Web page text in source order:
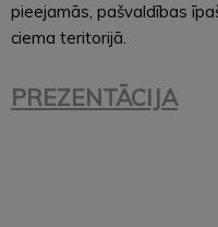
pieejamās, pašvaldības
ciema teritorijā.
PREZENTĀCIJA